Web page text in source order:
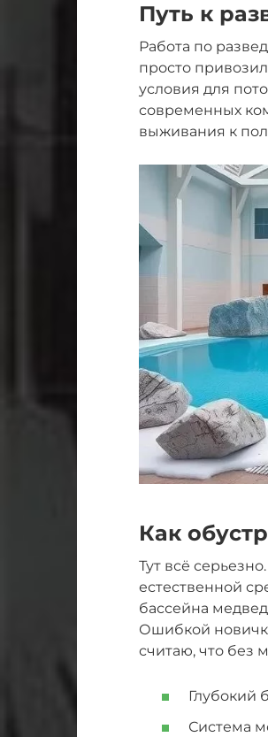
Путь к
Работа по
просто
условия для
современных
выживания к
Как
Тут всё
естественной
бассейна
Ошибкой
считаю, что без
Глубокий
Система